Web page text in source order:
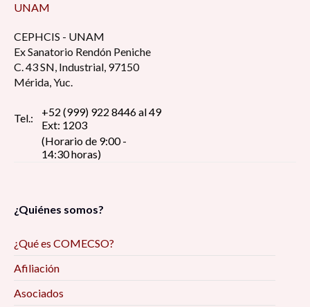
UNAM
CEPHCIS - UNAM
Ex Sanatorio Rendón Peniche
C. 43 SN, Industrial, 97150
Mérida, Yuc.
Tel.:
+52 (999) 922 8446 al 49
Ext: 1203
(Horario de 9:00 -
14:30 horas)
¿Quiénes somos?
¿Qué es COMECSO?
Afiliación
Asociados